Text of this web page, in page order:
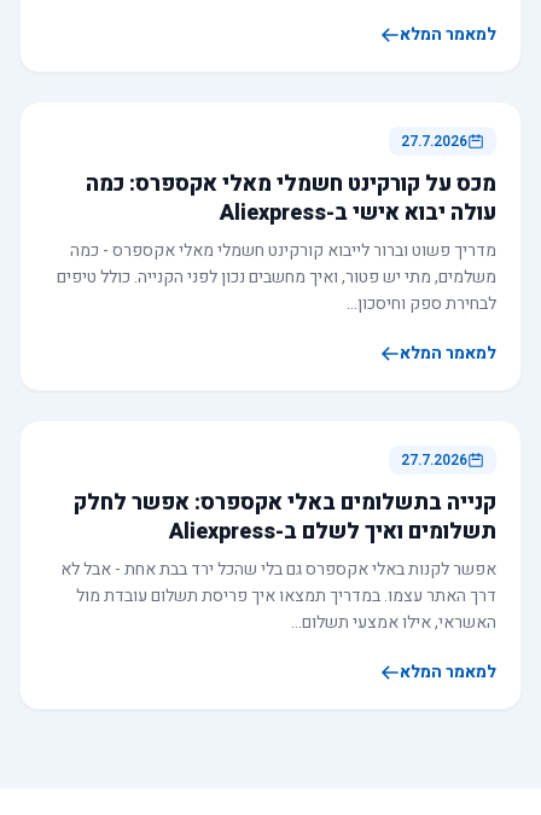
למאמר המלא
27.7.2026
מכס על קורקינט חשמלי מאלי אקספרס: כמה
עולה יבוא אישי ב-Aliexpress
מדריך פשוט וברור לייבוא קורקינט חשמלי מאלי אקספרס - כמה
משלמים, מתי יש פטור, ואיך מחשבים נכון לפני הקנייה. כולל טיפים
לבחירת ספק וחיסכון…
למאמר המלא
27.7.2026
קנייה בתשלומים באלי אקספרס: אפשר לחלק
תשלומים ואיך לשלם ב-Aliexpress
אפשר לקנות באלי אקספרס גם בלי שהכל ירד בבת אחת - אבל לא
דרך האתר עצמו. במדריך תמצאו איך פריסת תשלום עובדת מול
האשראי, אילו אמצעי תשלום…
למאמר המלא